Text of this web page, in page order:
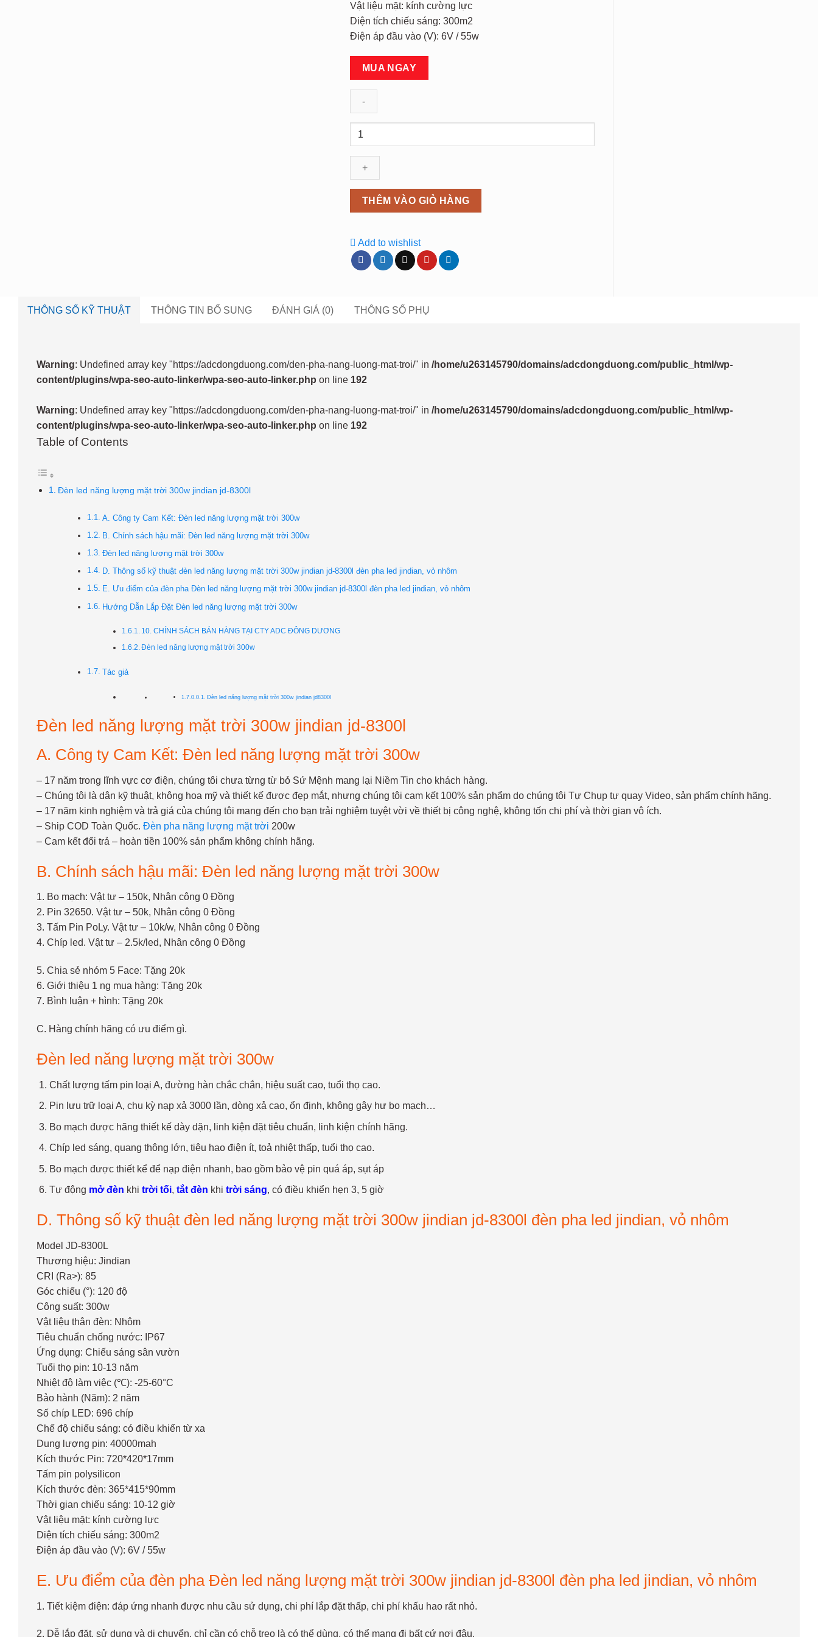
Vật liệu mặt: kính cường lực
Diện tích chiếu sáng: 300m2
Điện áp đầu vào (V): 6V / 55w
MUA NGAY
Đèn
năng
lượng
trời
300w
jd8300l
số
lượng
THÊM VÀO GIỎ HÀNG
Add to wishlist
THÔNG SỐ KỸ THUẬT THÔNG TIN BỔ SUNG ĐÁNH GIÁ (0) THÔNG SỐ PHỤ
Warning: Undefined array key "https://adcdongduong.com/den-pha-nang-luong-mat-troi/" in /home/u263145790/domains/adcdongduong.com/public_html/wp-
content/plugins/wpa-seo-auto-linker/wpa-seo-auto-linker.php on line 192
Warning: Undefined array key "https://adcdongduong.com/den-pha-nang-luong-mat-troi/" in /home/u263145790/domains/adcdongduong.com/public_html/wp-
content/plugins/wpa-seo-auto-linker/wpa-seo-auto-linker.php on line 192
Table of Contents
Đèn led năng lượng mặt trời 300w jindian jd-8300l
A. Công ty Cam Kết: Đèn led năng lượng mặt trời 300w
B. Chính sách hậu mãi: Đèn led năng lượng mặt trời 300w
Đèn led năng lượng mặt trời 300w
D. Thông số kỹ thuật đèn led năng lượng mặt trời 300w jindian jd-8300l đèn pha led jindian, vỏ nhôm
E. Ưu điểm của đèn pha Đèn led năng lượng mặt trời 300w jindian jd-8300l đèn pha led jindian, vỏ nhôm
Hướng Dẫn Lắp Đặt Đèn led năng lượng mặt trời 300w
10. CHÍNH SÁCH BÁN HÀNG TẠI CTY ADC ĐÔNG DƯƠNG
Đèn led năng lượng mặt trời 300w
Tác giả
Đèn led năng lượng mặt trời 300w jindian jd8300l
Đèn led năng lượng mặt trời 300w jindian jd-8300l
A. Công ty Cam Kết: Đèn led năng lượng mặt trời 300w
– 17 năm trong lĩnh vực cơ điện, chúng tôi chưa từng từ bỏ Sứ Mệnh mang lại Niềm Tin cho khách hàng.
– Chúng tôi là dân kỹ thuật, không hoa mỹ và thiết kế được đẹp mắt, nhưng chúng tôi cam kết 100% sản phẩm do chúng tôi Tự Chụp tự quay Video, sản phẩm chính hãng.
– 17 năm kinh nghiệm và trả giá của chúng tôi mang đến cho bạn trải nghiệm tuyệt vời về thiết bị công nghệ, không tốn chi phí và thời gian vô ích.
– Ship COD Toàn Quốc. Đèn pha năng lượng mặt trời 200w
– Cam kết đổi trả – hoàn tiền 100% sản phẩm không chính hãng.
B. Chính sách hậu mãi: Đèn led năng lượng mặt trời 300w
1. Bo mạch: Vật tư – 150k, Nhân công 0 Đồng
2. Pin 32650. Vật tư – 50k, Nhân công 0 Đồng
3. Tấm Pin PoLy. Vật tư – 10k/w, Nhân công 0 Đồng
4. Chíp led. Vật tư – 2.5k/led, Nhân công 0 Đồng
5. Chia sẻ nhóm 5 Face: Tặng 20k
6. Giới thiệu 1 ng mua hàng: Tặng 20k
7. Bình luận + hình: Tặng 20k
C. Hàng chính hãng có ưu điểm gì.
Đèn led năng lượng mặt trời 300w
Chất lượng tấm pin loại A, đường hàn chắc chắn, hiệu suất cao, tuổi thọ cao.
Pin lưu trữ loại A, chu kỳ nạp xả 3000 lần, dòng xả cao, ổn định, không gây hư bo mạch…
Bo mạch được hãng thiết kế dày dặn, linh kiện đặt tiêu chuẩn, linh kiện chính hãng.
Chíp led sáng, quang thông lớn, tiêu hao điện ít, toả nhiệt thấp, tuổi thọ cao.
Bo mạch được thiết kể để nạp điện nhanh, bao gồm bảo vệ pin quá áp, sụt áp
Tự động mở đèn khi trời tối, tắt đèn khi trời sáng, có điều khiển hẹn 3, 5 giờ
D. Thông số kỹ thuật đèn led năng lượng mặt trời 300w jindian jd-8300l đèn pha led jindian, vỏ nhôm
Model JD-8300L
Thương hiệu: Jindian
CRI (Ra>): 85
Góc chiếu (°): 120 độ
Công suất: 300w
Vật liệu thân đèn: Nhôm
Tiêu chuẩn chống nước: IP67
Ứng dụng: Chiếu sáng sân vườn
Tuổi thọ pin: 10-13 năm
Nhiệt độ làm việc (℃): -25-60°C
Bảo hành (Năm): 2 năm
Số chíp LED: 696 chíp
Chế độ chiếu sáng: có điều khiển từ xa
Dung lượng pin: 40000mah
Kích thước Pin: 720*420*17mm
Tấm pin polysilicon
Kích thước đèn: 365*415*90mm
Thời gian chiếu sáng: 10-12 giờ
Vật liệu mặt: kính cường lực
Diện tích chiếu sáng: 300m2
Điện áp đầu vào (V): 6V / 55w
E. Ưu điểm của đèn pha Đèn led năng lượng mặt trời 300w jindian jd-8300l đèn pha led jindian, vỏ nhôm
1. Tiết kiệm điện: đáp ứng nhanh được nhu cầu sử dụng, chi phí lắp đặt thấp, chi phí khấu hao rất nhỏ.
2. Dễ lắp đặt, sử dụng và di chuyển, chỉ cần có chỗ treo là có thể dùng, có thể mang đi bất cứ nơi đâu.